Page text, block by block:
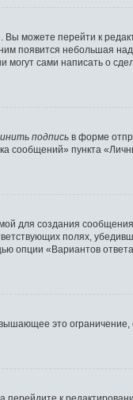
можете перейти к
появится небольшая
могут сами написать о
подпись в форме
сообщений» пункта
для создания
полях,
опции «Вариантов
это